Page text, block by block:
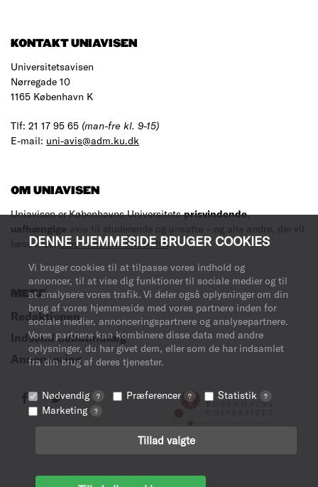
DENNE HJEMMESIDE BRUGER COOKIES
Vi bruger cookies til at tilpasse vores indhold og
annoncer, til at vise dig funktioner til sociale medier og til
at analysere vores trafik. Vi deler også oplysninger om din
brug af vores hjemmeside med vores partnere inden for
sociale medier, annonceringspartnere og analysepartnere.
Vores partnere kan kombinere disse data med andre
oplysninger, du har givet dem, eller som de har indsamlet
fra din brug af deres tjenester.
Nødvendig ? Præferencer ? Statistik ?
Marketing ?
Tillad valgte
KONTAKT UNIAVISEN
Universitetsavisen
Nørregade 10
1165 København K
Tlf: 21 17 95 65 (man-fre kl. 9-15)
E-mail: uni-avis@adm.ku.dk
OM UNIAVISEN
Uniavisen er Københavns Universitetsprisvindende,
uafhængige avis til studerende og ansatte – og alle andre, der vil
læse med.Læs mere om avisen her.
MERE
Redaktionen
Indsend debatindlæg
Annoncering